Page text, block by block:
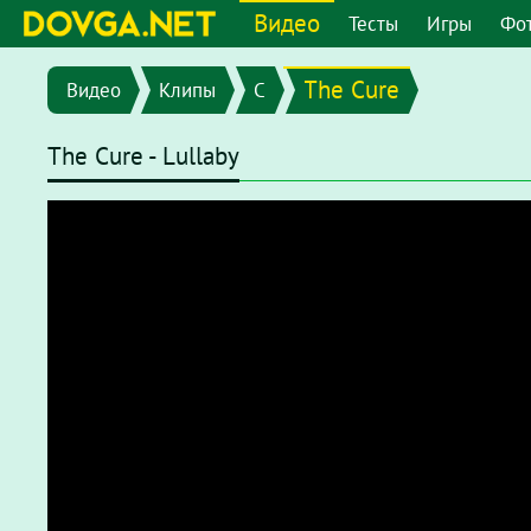
Видео Тесты Игры
Видео Клипы C The Cure
The Cure - Lullaby